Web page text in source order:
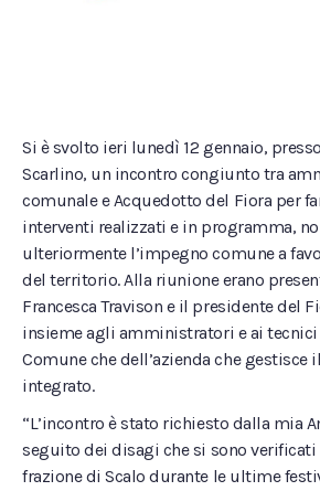
Si è svolto ieri lunedì 12 gennaio,
Scarlino, un incontro congiunto tra
comunale e Acquedotto del Fiora per
interventi realizzati e in programma,
ulteriormente l’impegno comune a
del territorio. Alla riunione erano
Francesca Travison e il presidente del
insieme agli amministratori e ai
Comune che dell’azienda che gestisce
integrato.
“L’incontro è stato richiesto dalla mia
seguito dei disagi che si sono
frazione di Scalo durante le ultime